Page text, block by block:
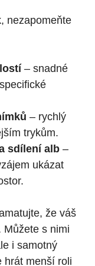
nezapomeňte
– snadné
– rychlý
trykům.
sdílení alb –
ukázat
že váš
Můžete s nimi
i samotný
hrát menší roli